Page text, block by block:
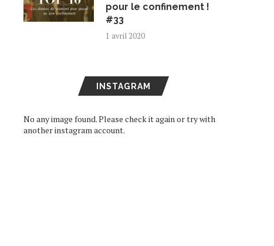
pour le confinement !
#33
1 avril 2020
INSTAGRAM
No any image found. Please check it again or try with
another instagram account.